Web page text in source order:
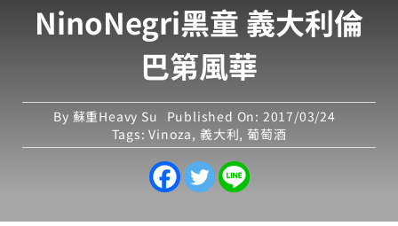
NinoNegri黑童 義大利倫
巴第風華
By 蘇重Heavy Su
Published On: 2017/03/24
Tags:Vinoza, 義大利, 葡萄酒